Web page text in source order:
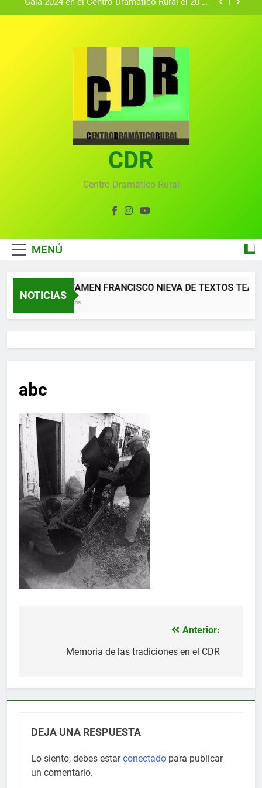
Gala 2024 en el Centro Dramático Rural el 20 de
convocado por el Centro Dramático Rural de Mira
(Cuenca)
Gala anual virtual del Centro Dramático Rural de
Gala del Centro Dramático Rural 2025
Gala 2024 en el Centro Dramático Rural el 20 de
Textos seleccionados en el VI Certamen
Francisco Nieva de piezas breves teatrales
convocado por el Centro Dramático Rural de Mira
Gala anual virtual del Centro Dramático Rural de
CDR
Centro Dramático Rural
MENÚ
NOTICIAS
XII CERTAMEN FRANCISCO NIEVA DE TEXTOS
2 Meses Atrás
abc
Anterior:
Memoria de las tradiciones en el CDR
DEJA UNA RESPUESTA
Lo siento, debes estarconectado para publicar
un comentario.